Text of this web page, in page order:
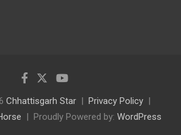
Chhattisgarh Star
Privacy Policy
Proudly Powered by: WordPress